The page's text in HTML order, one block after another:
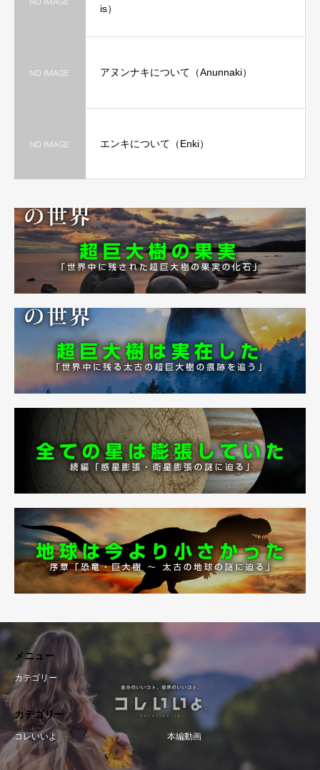
is）
アヌンナキについて（Anunnaki）
エンキについて（Enki）
メニュー
カテゴリー
カテゴリー
コレいいよ 本編動画